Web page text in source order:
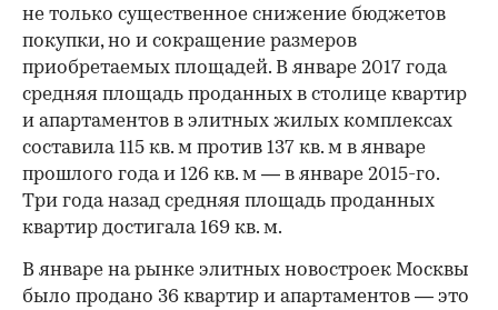
не только существенное снижение бюджетов
покупки, но и сокращение размеров
приобретаемых площадей. В январе 2017 года
средняя площадь проданных в столице квартир
и апартаментов в элитных жилых комплексах
составила 115 кв. м против 137 кв. м в январе
прошлого года и 126 кв. м — в январе 2015-го.
Три года назад средняя площадь проданных
квартир достигала 169 кв. м.
В январе на рынке элитных новостроек Москвы
было продано 36 квартир и апартаментов — это